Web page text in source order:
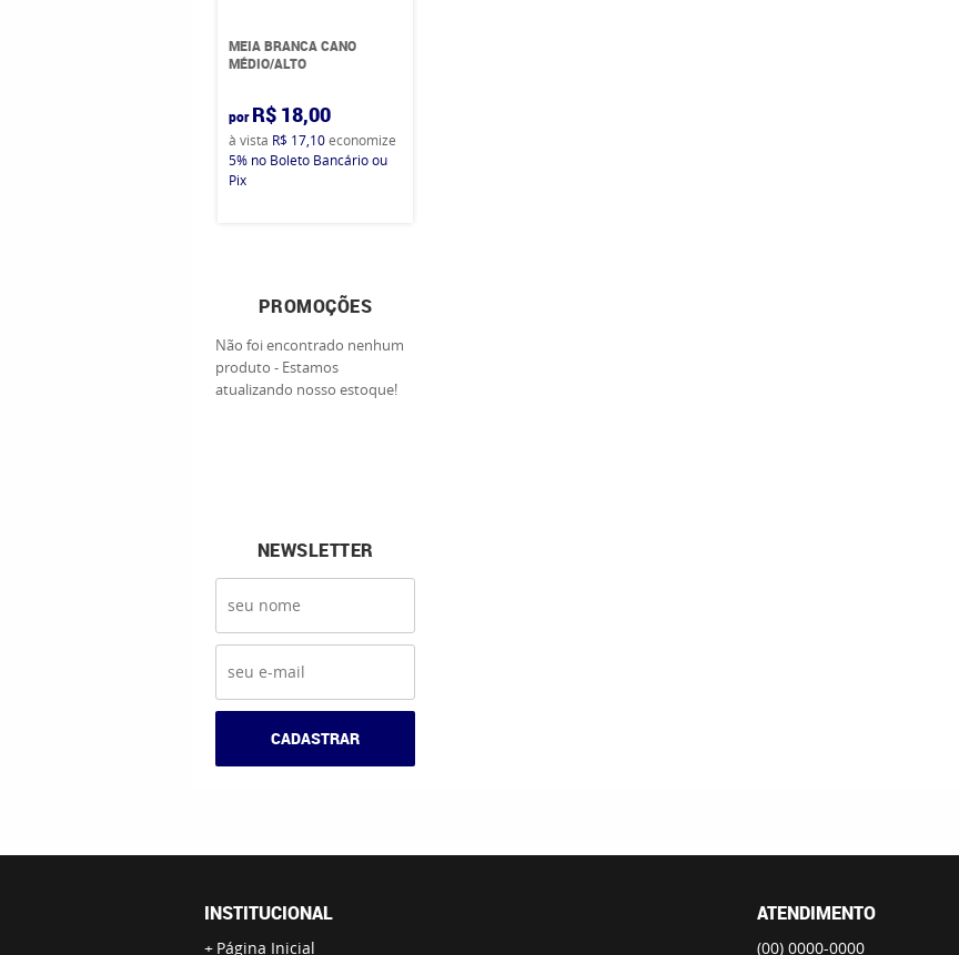
MEIA BRANCA CANO
MÉDIO/ALTO
por R$ 18,00
à vista R$ 17,10economize
5% no Boleto Bancário ou
Pix
PROMOÇÕES
Não foi encontrado nenhum
produto - Estamos
atualizando nosso estoque!
NEWSLETTER
CADASTRAR
INSTITUCIONAL
Página Inicial
ATENDIMENTO
(00) 0000-0000